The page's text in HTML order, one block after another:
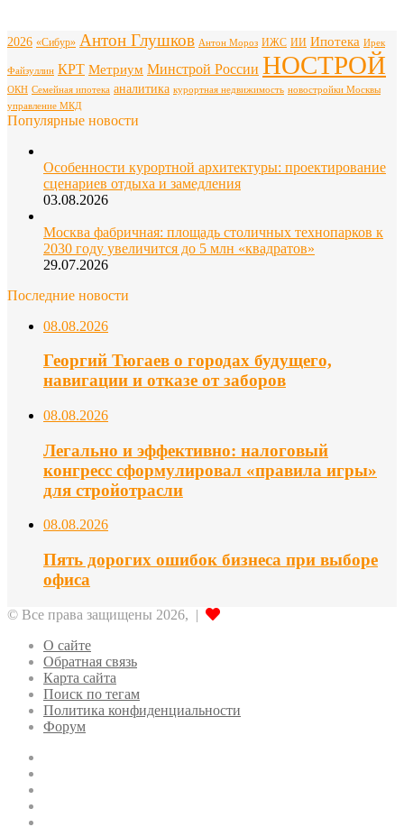
2026 «Сибур» Антон Глушков Антон Мороз ИЖС ИИ Ипотека Ирек
Файзуллин КРТ Метриум Минстрой России НОСТРОЙ
ОКН Семейная ипотека аналитика курортная недвижимость новостройки Москвы
управление МКД
Популярные новости
Особенности курортной архитектуры: проектирование
сценариев отдыха и замедления
03.08.2026
Москва фабричная: площадь столичных технопарков к
2030 году увеличится до 5 млн «квадратов»
29.07.2026
Последние новости
08.08.2026
Георгий Тюгаев о городах будущего,
навигации и отказе от заборов
08.08.2026
Легально и эффективно: налоговый
конгресс сформулировал «правила игры»
для стройотрасли
08.08.2026
Пять дорогих ошибок бизнеса при выборе
офиса
© Все права защищены 2026, |
О сайте
Обратная связь
Карта сайта
Поиск по тегам
Политика конфиденциальности
Форум